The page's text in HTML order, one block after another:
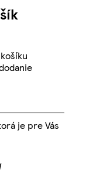
cena košíku
je pre Vás